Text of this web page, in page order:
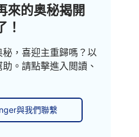
來的奥秘揭開
！
，喜迎主重歸嗎？以
。請點擊進入閲讀、
與我們聯繫